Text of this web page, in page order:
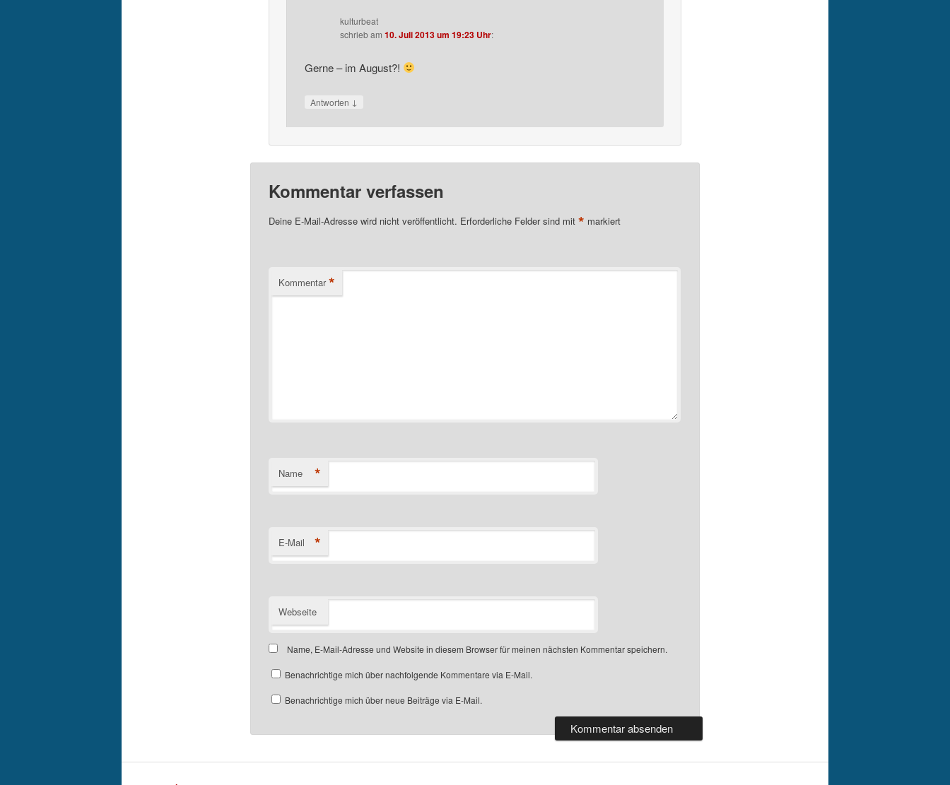
kulturbeat
schriebam 10. Juli 2013 um 19:23 Uhr:
Gerne – im August?!
Antworten ↓
Kommentar verfassen
Deine E-Mail-Adresse wird nicht veröffentlicht. Erforderliche Felder sind mit * markiert
Kommentar *
Name *
E-Mail *
Webseite
Name, E-Mail-Adresse und Website in diesem Browser für meinen nächsten Kommentar speichern.
Benachrichtige mich über nachfolgende Kommentare via E-Mail.
Benachrichtige mich über neue Beiträge via E-Mail.